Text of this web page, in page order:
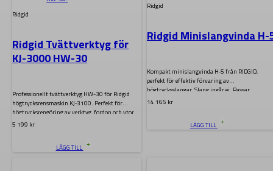
Ridgid
Ridgid Tvättverktyg för
KJ-3000 HW-30
Professionellt tvättverktyg HW-30 för Ridgid
högtrycksrensmaskin KJ‑3100. Perfekt för
högtrycksrengöring av verktyg, fordon och ytor.
5 199 kr
LÄGG TILL
Ridgid
Ridgid Minislangvinda H-
Kompakt minislangvinda H‑5 från RIDGID,
perfekt för effektiv förvaring av
högtrycksslangar. Slang ingår ej. Passar…
14 165 kr
LÄGG TILL